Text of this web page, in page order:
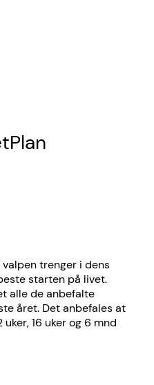
trenger i dens
starten på livet.
alle de anbefalte
året. Det anbefales at
16 uker og 6 mnd